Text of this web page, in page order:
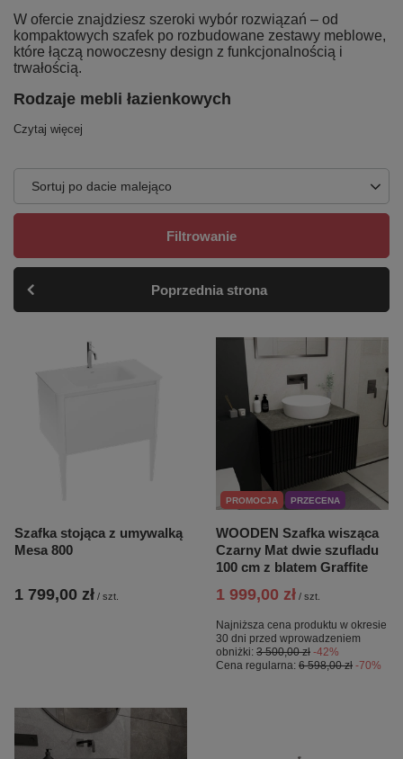
W ofercie znajdziesz szeroki wybór rozwiązań – od
kompaktowych szafek po rozbudowane zestawy meblowe,
które łączą nowoczesny design z funkcjonalnością i
trwałością.
Rodzaje mebli łazienkowych
Czytaj więcej
Sortuj po dacie malejąco
Filtrowanie
Poprzednia strona
Szafka stojąca z umywalką
Mesa 800
1 799,00 zł / szt.
PROMOCJA PRZECENA
WOODEN Szafka wisząca
Czarny Mat dwie szufladu
100 cm z blatem Graffite
1 999,00 zł / szt.
Najniższa cena produktu w okresie
30 dni przed wprowadzeniem
obniżki: 3 500,00 zł -42%
Cena regularna: 6 598,00 zł -70%